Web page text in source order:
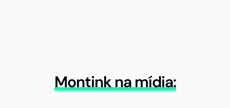
Montink na mídia: